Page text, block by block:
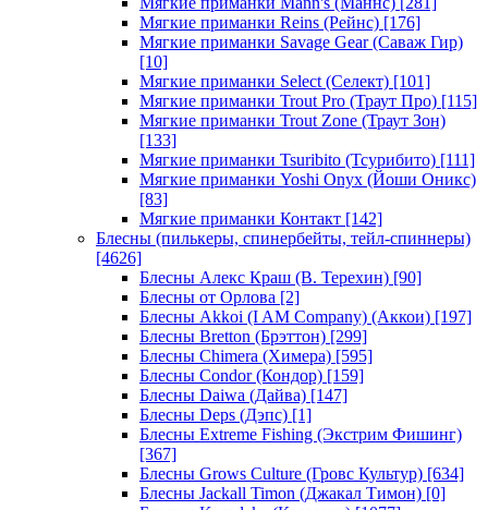
Мягкие приманки Reins (Рейнс) [176]
Мягкие приманки Savage Gear (Саваж Гир)
[10]
Мягкие приманки Select (Селект) [101]
Мягкие приманки Trout Pro (Траут Про) [115]
Мягкие приманки Trout Zone (Траут Зон)
[133]
Мягкие приманки Tsuribito (Тсурибито) [111]
Мягкие приманки Yoshi Onyx (Йоши Оникс)
[83]
Мягкие приманки Контакт [142]
Блесны (пилькеры, спинербейты, тейл-спиннеры)
[4626]
Блесны Алекс Краш (В. Терехин) [90]
Блесны от Орлова [2]
Блесны Akkoi (I AM Company) (Аккои) [197]
Блесны Bretton (Брэттон) [299]
Блесны Chimera (Химера) [595]
Блесны Condor (Кондор) [159]
Блесны Daiwa (Дайва) [147]
Блесны Deps (Дэпс) [1]
Блесны Extreme Fishing (Экстрим Фишинг)
[367]
Блесны Grows Culture (Гровс Культур) [634]
Блесны Jackall Timon (Джакал Тимон) [0]